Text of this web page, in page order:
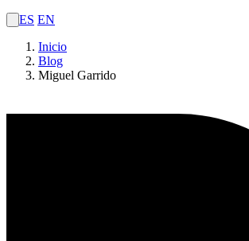
ES EN
Inicio
Blog
Miguel Garrido